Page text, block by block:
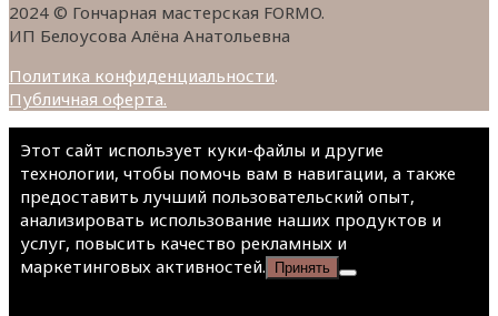
2024 © Гончарная мастерская FORMO.
ИП Белоусова Алёна Анатольевна
Политика конфиденциальности.
Публичная оферта.
Этот сайт использует куки-файлы и другие
технологии, чтобы помочь вам в навигации, а также
предоставить лучший пользовательский опыт,
анализировать использование наших продуктов и
услуг, повысить качество рекламных и
маркетинговых активностей.
Принять